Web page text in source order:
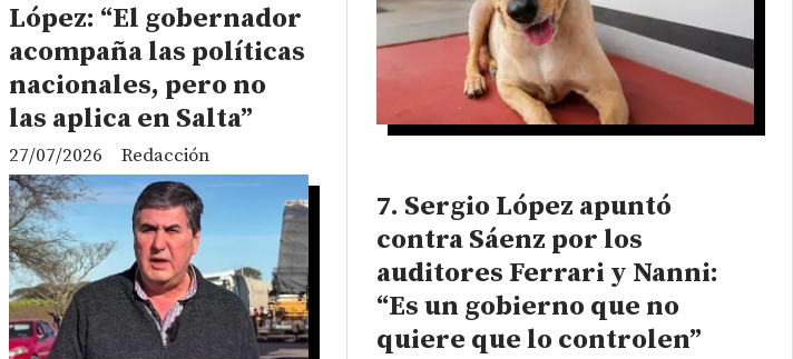
López: “El gobernador
acompaña las políticas
nacionales, pero no
las aplica en Salta”
Redacción
27/07/2026
Sergio López apuntó
contra Sáenz por los
auditores Ferrari y Nanni:
“Es un gobierno que no
quiere que lo controlen”